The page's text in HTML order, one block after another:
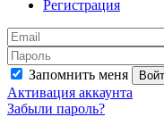
Регистрация
Запомнить меня
Активация аккаунта
Забыли пароль?